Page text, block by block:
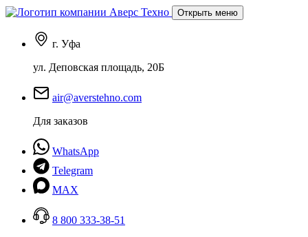
Открыть меню
г. Уфа
ул. Деповская площадь, 20Б
air@averstehno.com
Для заказов
WhatsApp
Telegram
MAX
8 800 333-38-51